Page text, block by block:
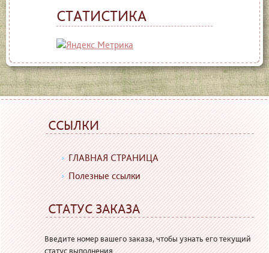
СТАТИСТИКА
ССЫЛКИ
ГЛАВНАЯ СТРАНИЦА
Полезные ссылки
СТАТУС ЗАКАЗА
Введите номер вашего заказа, чтобы узнать его текущий
статус выполнения